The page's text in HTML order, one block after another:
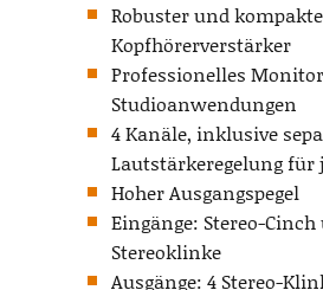
Robuster und
Kopfhörerverstärker
Professionelles
Studioanwendungen
4 Kanäle, inklusive
Lautstärkeregelung für
Hoher Ausgangspegel
Eingänge: Stereo-
Stereoklinke
Ausgänge: 4 Stereo-